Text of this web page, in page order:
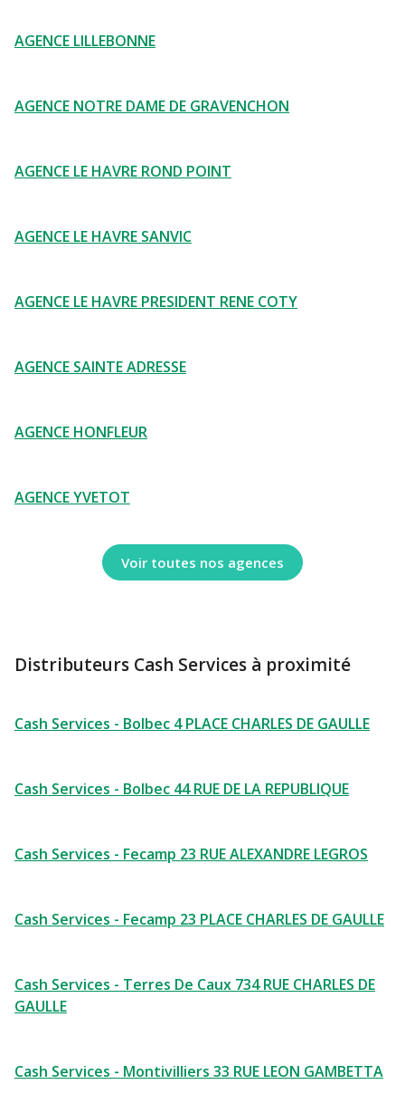
AGENCE LILLEBONNE
AGENCE NOTRE DAME DE GRAVENCHON
AGENCE LE HAVRE ROND POINT
AGENCE LE HAVRE SANVIC
AGENCE LE HAVRE PRESIDENT RENE COTY
AGENCE SAINTE ADRESSE
AGENCE HONFLEUR
AGENCE YVETOT
Voir toutes nos agences
Distributeurs Cash Services à proximité
Cash Services - Bolbec 4 PLACE CHARLES DE GAULLE
Cash Services - Bolbec 44 RUE DE LA REPUBLIQUE
Cash Services - Fecamp 23 RUE ALEXANDRE LEGROS
Cash Services - Fecamp 23 PLACE CHARLES DE GAULLE
Cash Services - Terres De Caux 734 RUE CHARLES DE
GAULLE
Cash Services - Montivilliers 33 RUE LEON GAMBETTA